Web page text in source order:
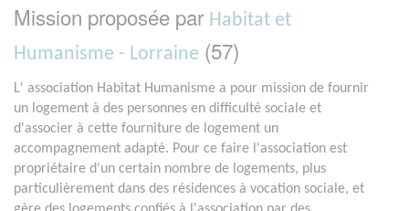
Mission proposée par Habitat et
Humanisme - Lorraine (57)
L' association Habitat Humanisme a pour mission de fournir
un logement à des personnes en difficulté sociale et
d'associer à cette fourniture de logement un
accompagnement adapté. Pour ce faire l'association est
propriétaire d'un certain nombre de logements, plus
particulièrement dans des résidences à vocation sociale, et